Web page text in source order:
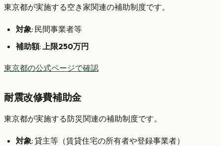
東京都が実施する空き家関連の補助制度です。
対象: 民間事業者等
補助額: 上限250万円
東京都の公式ページで確認
耐震改修費補助金
東京都が実施する防災関連の補助制度です。
対象: 貸主等（賃貸住宅の所有者や登録事業者）